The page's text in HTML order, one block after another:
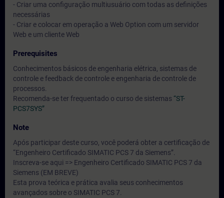
- Criar uma configuração multiusuário com todas as definições
necessárias
- Criar e colocar em operação a Web Option com um servidor
Web e um cliente Web
Prerequisites
Conhecimentos básicos de engenharia elétrica, sistemas de
controle e feedback de controle e engenharia de controle de
processos.
Recomenda-se ter frequentado o curso de sistemas “ST-
PCS7SYS”
Note
Após participar deste curso, você poderá obter a certificação de
“Engenheiro Certificado SIMATIC PCS 7 da Siemens”.
Inscreva-se aqui => Engenheiro Certificado SIMATIC PCS 7 da
Siemens (EM BREVE)
Esta prova teórica e prática avalia seus conhecimentos
avançados sobre o SIMATIC PCS 7.